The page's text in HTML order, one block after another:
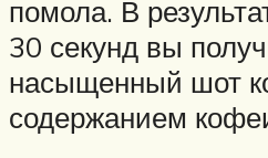
помола. В
30 секунд вы
насыщенный шот
содержанием